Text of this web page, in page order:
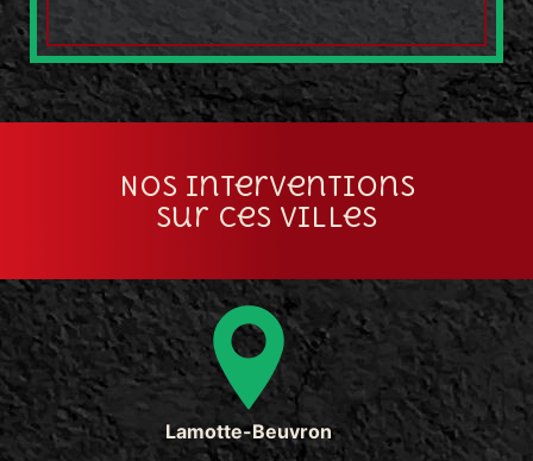
Nos interventions
sur ces villes
Lamotte-Beuvron